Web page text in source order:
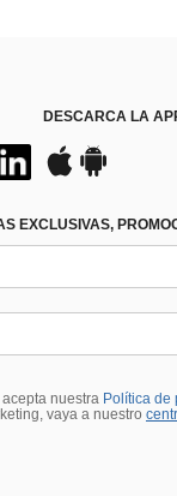
DESCARCA LA
EXCLUSIVAS,
nuestra Política de
vaya a nuestro